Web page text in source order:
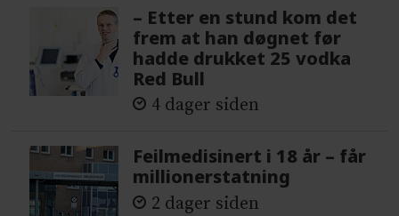
– Etter en stund kom det
frem at han døgnet før
hadde drukket 25 vodka
Red Bull
4 dager siden
Feilmedisinert i 18 år – får
millionerstatning
2 dager siden